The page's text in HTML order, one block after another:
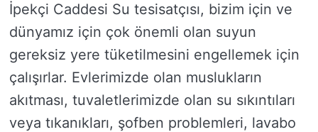
İpekçi Caddesi Su tesisatçısı, bizim için ve
dünyamız için çok önemli olan suyun
gereksiz yere tüketilmesini engellemek için
çalışırlar. Evlerimizde olan muslukların
akıtması, tuvaletlerimizde olan su sıkıntıları
veya tıkanıkları, şofben problemleri, lavabo